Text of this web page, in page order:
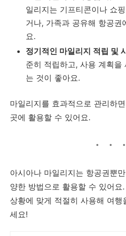
일리지는 기프티콘이나 쇼
거나, 가족과 공유해 항공권
요.
정기적인 마일리지 적립 및
준히 적립하고, 사용 계획
는 것이 좋아요.
마일리지를 효과적으로 관리하
곳에 활용할 수 있어요.
아시아나 마일리지는 항공권뿐
양한 방법으로 활용할 수 있어요
상황에 맞게 적절히 사용해 여행
세요!